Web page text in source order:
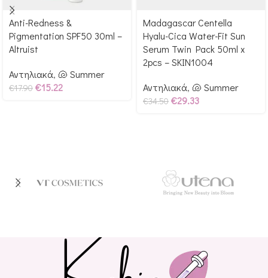
Αγόρασε & κέρδισε 179
Glow Points!
Anti-Redness &
Pigmentation SPF50 30ml –
Altruist
Αντηλιακά, 🐚 Summer
€17.90 €15.22
Αγόρασε & κέρδισε 345
Glow Points!
Madagascar Centella
Hyalu-Cica Water-Fit Sun
Serum Twin Pack 50ml x
2pcs – SKIN1004
Αντηλιακά, 🐚 Summer
€34.50 €29.33